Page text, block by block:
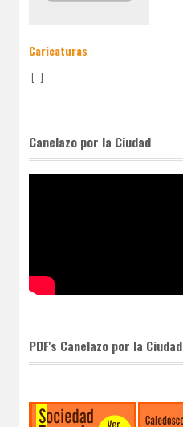
Caricaturas
Canelazo por la Ciudad
PDF's Canelazo por la Ciudad